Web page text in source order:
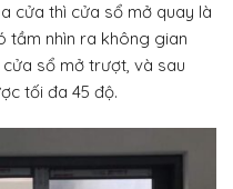
cửa thì cửa sổ mở quay là
tầm nhìn ra không gian
sổ mở trượt, và sau
tối đa 45 độ.